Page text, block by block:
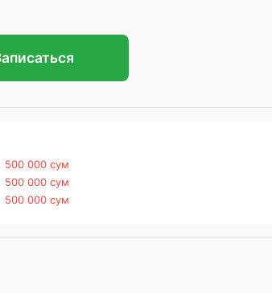
500 000 сум
500 000 сум
500 000 сум